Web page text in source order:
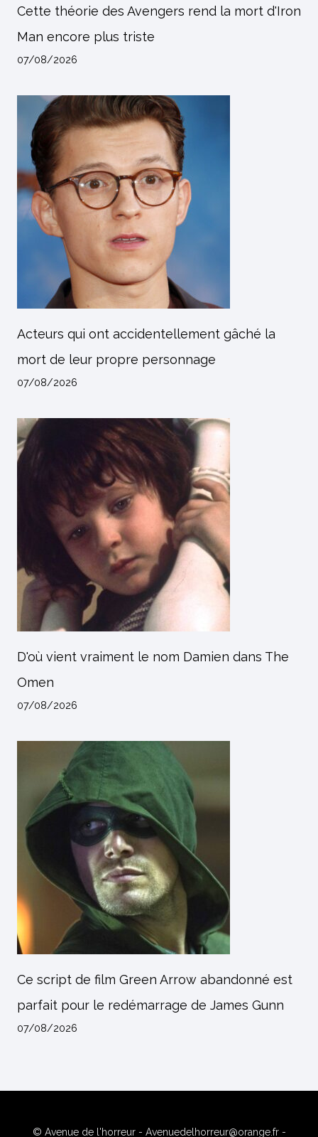
Cette théorie des Avengers rend la mort d'Iron
Man encore plus triste
07/08/2026
Acteurs qui ont accidentellement gâché la
mort de leur propre personnage
07/08/2026
D'où vient vraiment le nom Damien dans The
Omen
07/08/2026
Ce script de film Green Arrow abandonné est
parfait pour le redémarrage de James Gunn
07/08/2026
© Avenue de l'horreur - Avenuedelhorreur@orange.fr -